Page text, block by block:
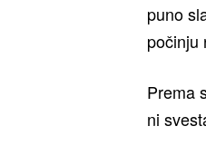
puno
počinju
Prema
ni